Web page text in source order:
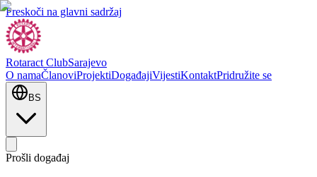
Preskoči na glavni sadržaj
Rotaract ClubSarajevo
O namaČlanoviProjektiDogađajiVijestiKontaktPridružite se
BS
Prošli događaj